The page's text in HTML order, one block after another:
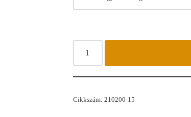
Cikkszám:210200-15